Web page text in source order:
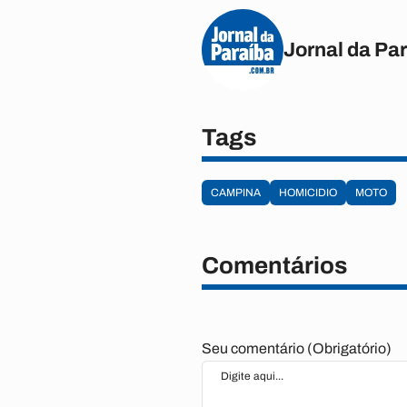
Jornal da
Tags
CAMPINA HOMICIDIO MOTO
Comentários
Seu comentário (Obrigatório)